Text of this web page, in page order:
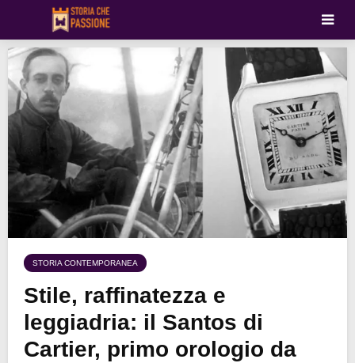
STORIA CONTEMPORANEA
Stile, raffinatezza e
leggiadria: il Santos di
Cartier, primo orologio da